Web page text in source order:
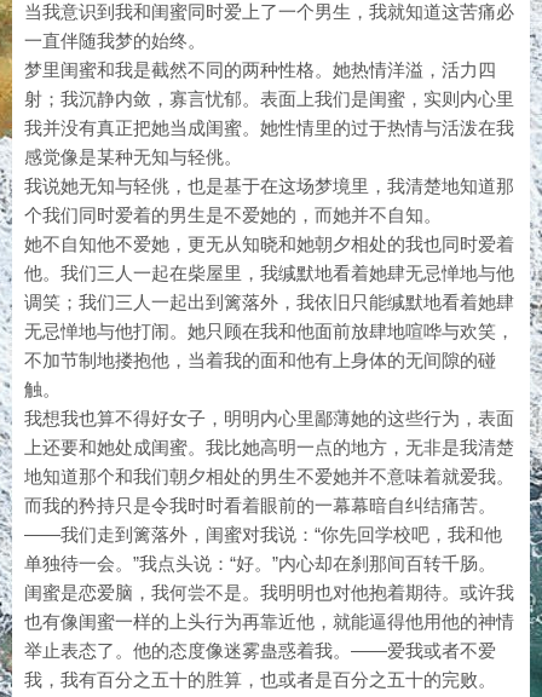
当我意识到我和闺蜜同时爱上了一个男生，我就知道这苦痛必
一直伴随我梦的始终。
梦里闺蜜和我是截然不同的两种性格。她热情洋溢，活力四
射；我沉静内敛，寡言忧郁。表面上我们是闺蜜，实则内心里
我并没有真正把她当成闺蜜。她性情里的过于热情与活泼在我
感觉像是某种无知与轻佻。
我说她无知与轻佻，也是基于在这场梦境里，我清楚地知道那
个我们同时爱着的男生是不爱她的，而她并不自知。
她不自知他不爱她，更无从知晓和她朝夕相处的我也同时爱着
他。我们三人一起在柴屋里，我缄默地看着她肆无忌惮地与他
调笑；我们三人一起出到篱落外，我依旧只能缄默地看着她肆
无忌惮地与他打闹。她只顾在我和他面前放肆地喧哗与欢笑，
不加节制地搂抱他，当着我的面和他有上身体的无间隙的碰
触。
我想我也算不得好女子，明明内心里鄙薄她的这些行为，表面
上还要和她处成闺蜜。我比她高明一点的地方，无非是我清楚
地知道那个和我们朝夕相处的男生不爱她并不意味着就爱我。
而我的矜持只是令我时时看着眼前的一幕幕暗自纠结痛苦。
——我们走到篱落外，闺蜜对我说：“你先回学校吧，我和他
单独待一会。”我点头说：“好。”内心却在刹那间百转千肠。
闺蜜是恋爱脑，我何尝不是。我明明也对他抱着期待。或许我
也有像闺蜜一样的上头行为再靠近他，就能逼得他用他的神情
举止表态了。他的态度像迷雾蛊惑着我。——爱我或者不爱
我，我有百分之五十的胜算，也或者是百分之五十的完败。